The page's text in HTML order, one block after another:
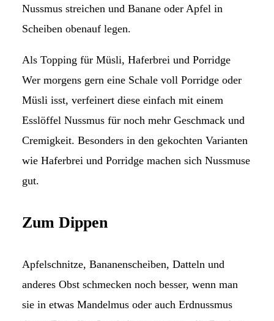
Nussmus streichen und Banane oder Apfel in
Scheiben obenauf legen.
Als Topping für Müsli, Haferbrei und Porridge
Wer morgens gern eine Schale voll Porridge oder
Müsli isst, verfeinert diese einfach mit einem
Esslöffel Nussmus für noch mehr Geschmack und
Cremigkeit. Besonders in den gekochten Varianten
wie Haferbrei und Porridge machen sich Nussmuse
gut.
Zum Dippen
Apfelschnitze, Bananenscheiben, Datteln und
anderes Obst schmecken noch besser, wenn man
sie in etwas Mandelmus oder auch Erdnussmus